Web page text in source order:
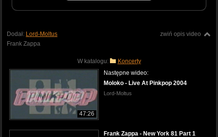
zwiń opis video
Dodał: Lord-Moltus
Frank Zappa
W katalogu: Koncerty
47:26
Następne wideo:
Moloko - Live At Pinkpop 2004
Lord-Moltus
Frank Zappa - New York 81 Part 1